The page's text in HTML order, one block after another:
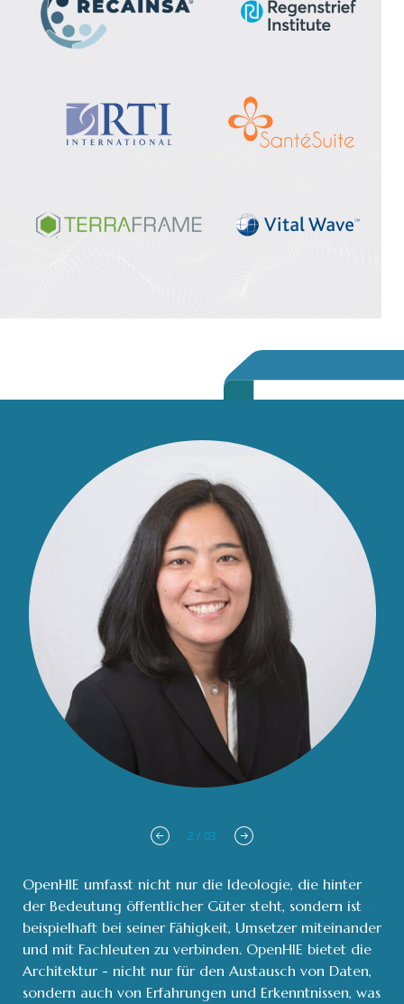
3 / 03
OpenHIE umfasst nicht nur die Ideologie, die hinter
der Bedeutung öffentlicher Güter steht, sondern ist
beispielhaft bei seiner Fähigkeit, Umsetzer miteinander
und mit Fachleuten zu verbinden. OpenHIE bietet die
Architektur - nicht nur für den Austausch von Daten,
sondern auch von Erfahrungen und Erkenntnissen, was